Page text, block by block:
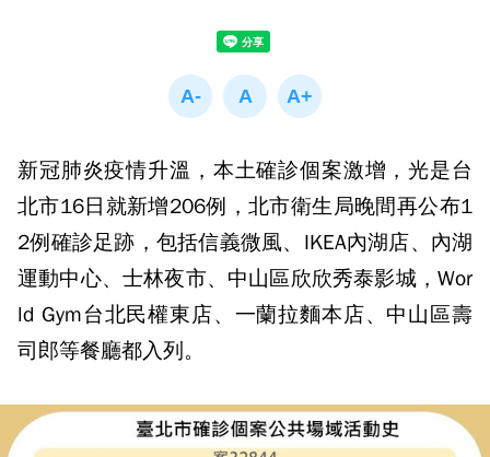
新冠肺炎疫情升溫，本土確診個案激增，光是台
北市16日就新增206例，北市衛生局晚間再公布1
2例確診足跡，包括信義微風、IKEA內湖店、內湖
運動中心、士林夜市、中山區欣欣秀泰影城，Wor
ld Gym台北民權東店、一蘭拉麵本店、中山區壽
司郎等餐廳都入列。